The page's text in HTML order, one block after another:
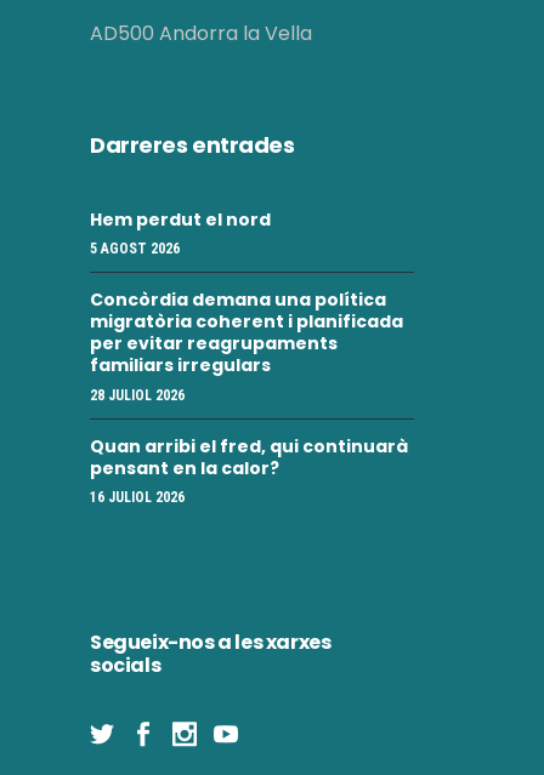
AD500 Andorra la Vella
Darreres entrades
Hem perdut el nord
5 AGOST 2026
Concòrdia demana una política
migratòria coherent i planificada
per evitar reagrupaments
familiars irregulars
28 JULIOL 2026
Quan arribi el fred, qui continuarà
pensant en la calor?
16 JULIOL 2026
Segueix-nos a les xarxes
socials